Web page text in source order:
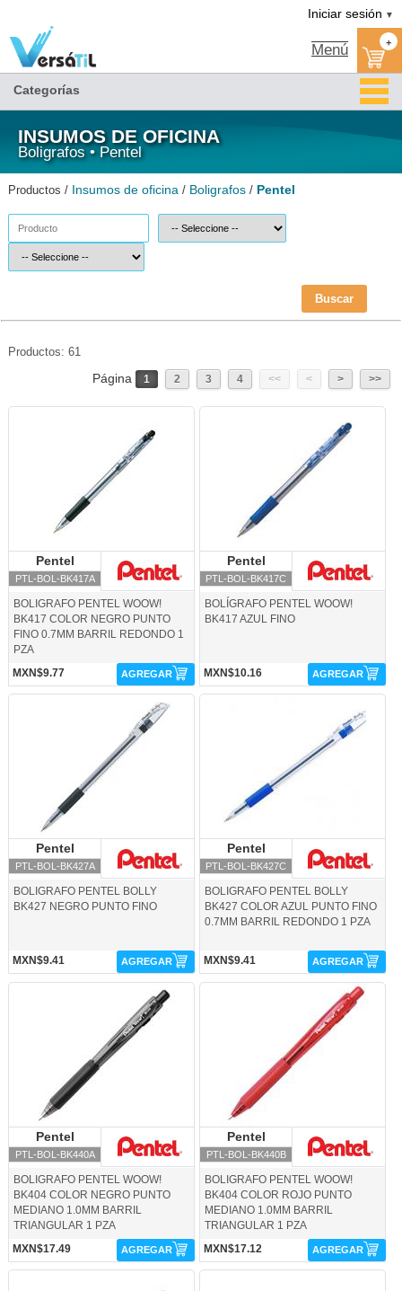
Iniciar sesión ▼
Menú +
Categorías
INSUMOS DE OFICINA
Boligrafos • Pentel
Productos / Insumos de oficina / Boligrafos / Pentel
Buscar
Productos: 61
Página 1 2 3 4 << < > >>
Pentel
PTL-BOL-BK417A
Pentel
BOLIGRAFO PENTEL WOOW!
BK417 COLOR NEGRO PUNTO
FINO 0.7MM BARRIL REDONDO 1
PZA
MXN$9.77
AGREGAR
Pentel
PTL-BOL-BK417C
Pentel
BOLÍGRAFO PENTEL WOOW!
BK417 AZUL FINO
MXN$10.16 AGREGAR
Pentel
PTL-BOL-BK427A
BOLIGRAFO PENTEL BOLLY
BK427 NEGRO PUNTO FINO
MXN$9.41 AGREGAR
Pentel
PTL-BOL-BK427C
BOLIGRAFO PENTEL BOLLY
BK427 COLOR AZUL PUNTO FINO
0.7MM BARRIL REDONDO 1 PZA
MXN$9.41 AGREGAR
Pentel
PTL-BOL-BK440A
Pentel
BOLIGRAFO PENTEL WOOW!
BK404 COLOR NEGRO PUNTO
MEDIANO 1.0MM BARRIL
TRIANGULAR 1 PZA
MXN$17.49
AGREGAR
Pentel
PTL-BOL-BK440B
Pentel
BOLIGRAFO PENTEL WOOW!
BK404 COLOR ROJO PUNTO
MEDIANO 1.0MM BARRIL
TRIANGULAR 1 PZA
MXN$17.12
AGREGAR